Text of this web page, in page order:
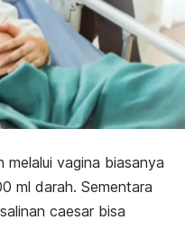
melalui vagina biasanya
ml darah. Sementara
caesar bisa